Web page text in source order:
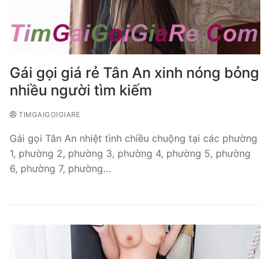
Gái gọi giá rẻ Tân An xinh nóng bỏng
nhiều người tìm kiếm
TIMGAIGOIGIARE
Gái gọi Tân An nhiệt tình chiều chuộng tại các phường
1, phường 2, phường 3, phường 4, phường 5, phường
6, phường 7, phường…